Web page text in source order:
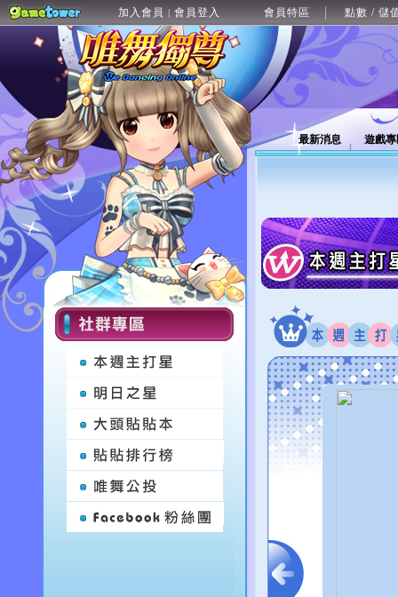
加入會員 | 會員登入 會員特區 點數 / 儲
最新消息 遊戲